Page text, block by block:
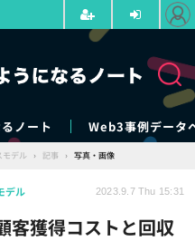
ノート Web3事例データ
モデル › 記事 › 写真・画像
客獲得コストと回収
デル 2023.9.7 Thu 15:31